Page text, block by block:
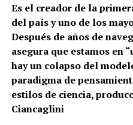
Es el creador de la
del país y uno de los
Después de años de
asegura que estamos en
hay un colapso del
paradigma de
estilos de ciencia,
Ciancaglini